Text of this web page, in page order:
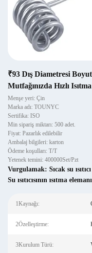
₹93 Dış Diametresi
Mutfağınızda Hızlı
Menşe yeri: Çin
Marka adı: TOUNYC
Sertifika: ISO
Min sipariş miktarı: 500 adet.
Fiyat: Pazarlık edilebilir
Ambalaj bilgileri: karton
Ödeme koşulları: T/T
Yetenek temini: 400000Set/Pzt
Vurgulamak: Sıcak su
Su ısıtıcısının ısıtma
1Kaynağı:
2Özelleştirme:
3Kurulum Türü: